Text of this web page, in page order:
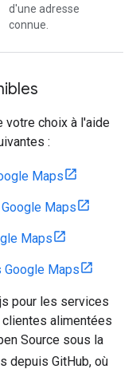
d'une adresse
connue.
votre choix à l'aide
:
Maps
Maps
Maps
Maps
pour les services
alimentées
Source sous la
depuis GitHub, où